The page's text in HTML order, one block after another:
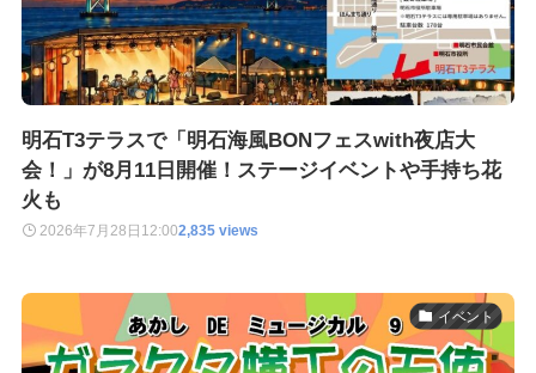
明石T3テラスで「明石海風BONフェスwith夜店大
会！」が8月11日開催！ステージイベントや手持ち花
火も
2026年7月28日 12:002,835 views
イベント